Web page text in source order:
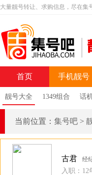
大量靓号转让、求购信息，尽在集
首页 手机靓号
靓号大全 1349组合 话
当前位置： 集号吧 >
古君 经
入职：12